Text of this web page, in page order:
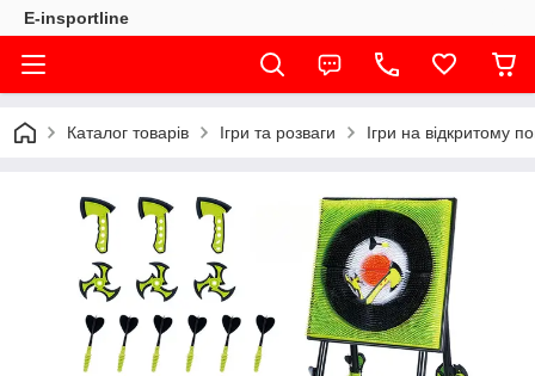
E-insportline
Каталог товарів Ігри та розваги Ігри на відкритому